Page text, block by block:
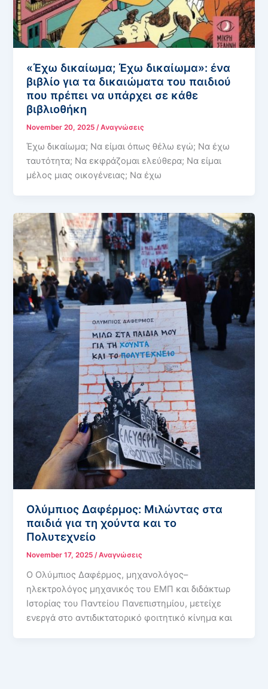
«Έχω δικαίωμα; Έχω δικαίωμα»: ένα
βιβλίο για τα δικαιώματα του παιδιού
που πρέπει να υπάρχει σε κάθε
βιβλιοθήκη
November 20, 2025 /Αναγνώσεις
Έχω δικαίωμα; Να είμαι όπως θέλω εγώ; Να έχω
ταυτότητα; Να εκφράζομαι ελεύθερα; Να είμαι
μέλος μιας οικογένειας; Να έχω
Ολύμπιος Δαφέρμος: Μιλώντας στα
παιδιά για τη χούντα και το
Πολυτεχνείο
November 17, 2025 /Αναγνώσεις
Ο Ολύμπιος Δαφέρμος, μηχανολόγος–
ηλεκτρολόγος μηχανικός του ΕΜΠ και διδάκτωρ
Ιστορίας του Παντείου Πανεπιστημίου, μετείχε
ενεργά στο αντιδικτατορικό φοιτητικό κίνημα και